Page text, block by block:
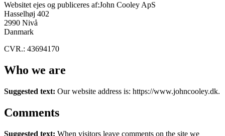
Websitet ejes og publiceres af:John Cooley ApS
Hasselhøj 402
2990 Nivå
Danmark
CVR.: 43694170
Who we are
Suggested text: Our website address is: https://www.johncooley.dk.
Comments
Suggested text: When visitors leave comments on the site we